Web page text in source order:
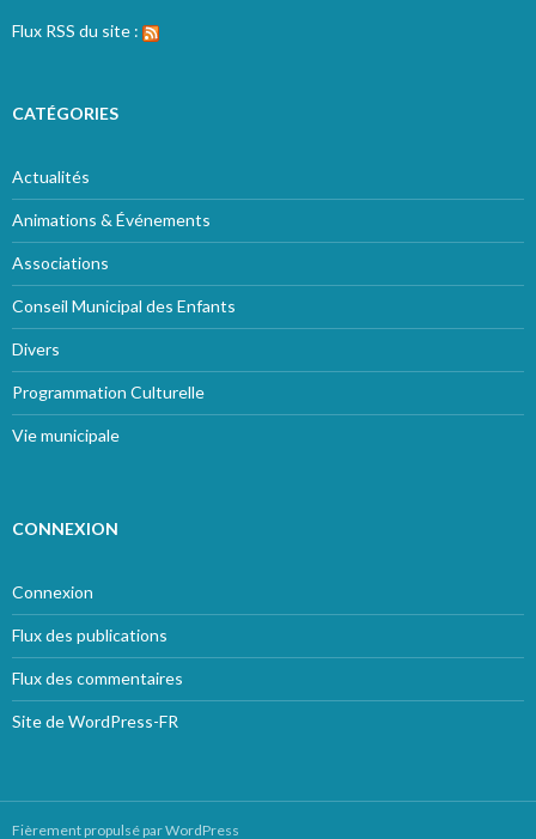
Flux RSS du site :
CATÉGORIES
Actualités
Animations & Événements
Associations
Conseil Municipal des Enfants
Divers
Programmation Culturelle
Vie municipale
CONNEXION
Connexion
Flux des publications
Flux des commentaires
Site de WordPress-FR
Fièrement propulsé par WordPress